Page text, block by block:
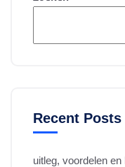
Recent Posts
uitleg, voordelen